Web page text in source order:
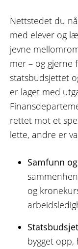
Nettstedet du
med elever og
jevne
mer – og gjerne
statsbudsjettet
er laget med
rettet mot et
lette, andre er
Samfunn
og
bygget opp,